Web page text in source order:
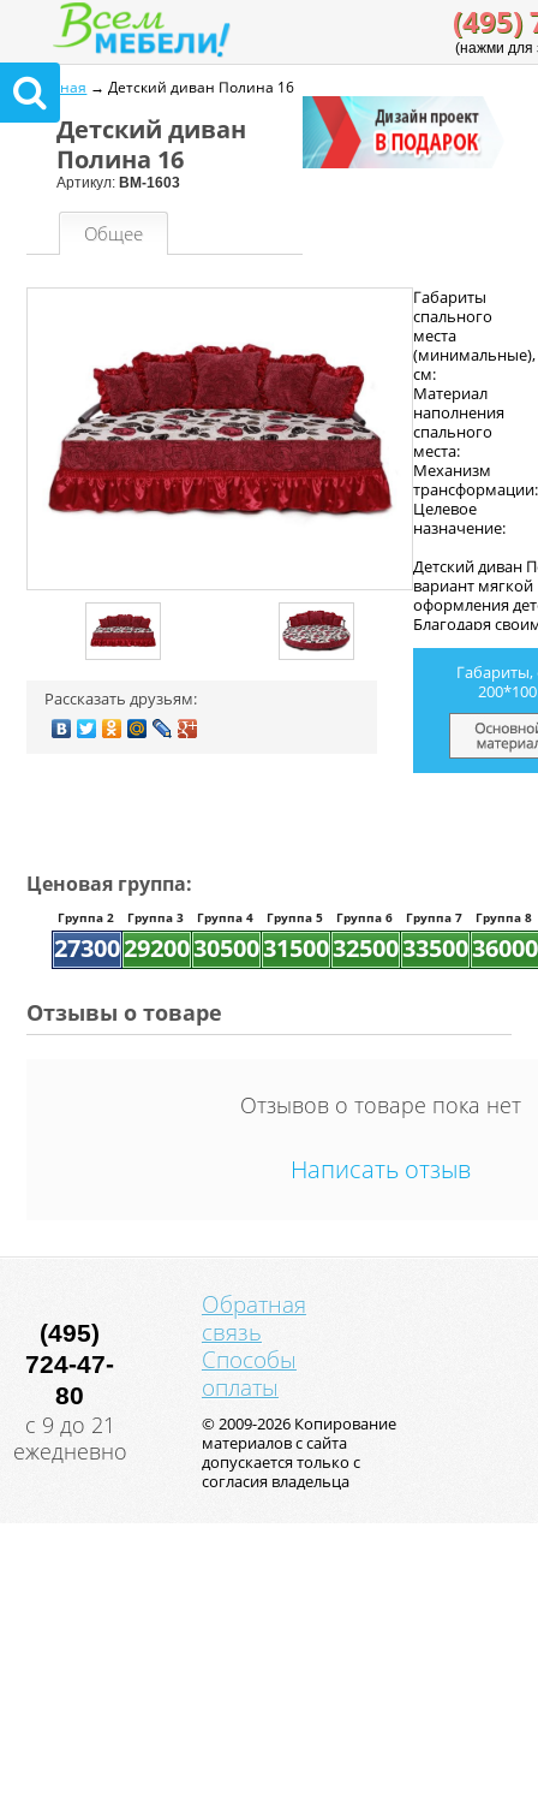
(495)
(нажми для
Главная → Детский диван Полина 16
Детский диван
Полина 16
Артикул: ВМ-1603
Общее
Рассказать друзьям:
Габариты
спального
места
(минимальные),
см:
Материал
наполнения
спального
места:
Механизм
трансформации:
Целевое
назначение:
Детский диван
вариант
оформления
Благодаря
элементам,
для девочек. В
представляет
подушками с
синтепона.
спинка делают
необычным.
Габариты,
200*100
Ценовая группа:
Группа 2 Группа 3 Группа 4 Группа 5 Группа 6 Группа 7 Группа 8
27300292003050031500325003350036000
Отзывы о товаре
Отзывов о товаре пока нет
Написать отзыв
(495)
724-47-
80
с 9 до 21
ежедневно
Обратная
связь
Способы
оплаты
© 2009-2026 Копирование
материалов с сайта
допускается только с
согласия владельца